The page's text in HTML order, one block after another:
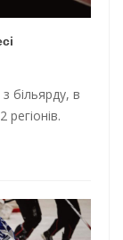
більярду, в